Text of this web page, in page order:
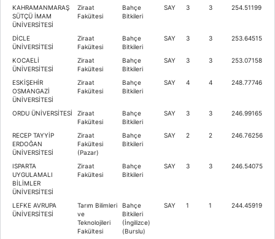
KAHRAMANMARAŞ
SÜTÇÜ İMAM
ÜNİVERSİTESİ
Ziraat
Fakültesi
Bahçe
Bitkileri
SAY 3 3 254.51199
DİCLE
ÜNİVERSİTESİ
Ziraat
Fakültesi
Bahçe
Bitkileri
SAY 3 3 253.64515
KOCAELİ
ÜNİVERSİTESİ
Ziraat
Fakültesi
Bahçe
Bitkileri
SAY 3 3 253.07158
ESKİŞEHİR
OSMANGAZİ
ÜNİVERSİTESİ
Ziraat
Fakültesi
Bahçe
Bitkileri
SAY 4 4 248.77746
ORDU ÜNİVERSİTESİ
Ziraat
Fakültesi
Bahçe
Bitkileri
SAY 3 3 246.99165
RECEP TAYYİP
ERDOĞAN
ÜNİVERSİTESİ
Ziraat
Fakültesi
(Pazar)
Bahçe
Bitkileri
SAY 2 2 246.76256
ISPARTA
UYGULAMALI
BİLİMLER
ÜNİVERSİTESİ
Ziraat
Fakültesi
Bahçe
Bitkileri
SAY 3 3 246.54075
LEFKE AVRUPA
ÜNİVERSİTESİ
Tarım Bilimleri
ve
Teknolojileri
Fakültesi
Bahçe
Bitkileri
(İngilizce)
(Burslu)
SAY 1 1 244.45919